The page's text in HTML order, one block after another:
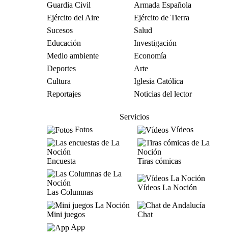
Guardia Civil
Armada Española
Ejército del Aire
Ejército de Tierra
Sucesos
Salud
Educación
Investigación
Medio ambiente
Economía
Deportes
Arte
Cultura
Iglesia Católica
Reportajes
Noticias del lector
Servicios
Fotos
Vídeos
Encuesta Tiras cómicas
Las Columnas
Vídeos La Noción
Mini juegos
Chat
App